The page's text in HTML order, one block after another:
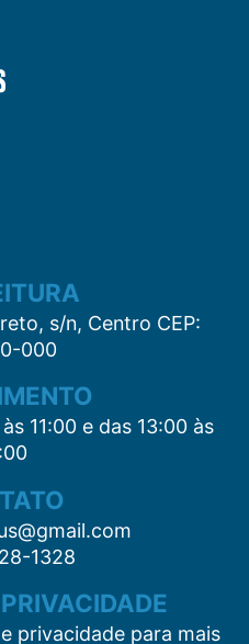
s/n, Centro CEP:
000
11:00 e das 13:00 às
1328
privacidade para mais